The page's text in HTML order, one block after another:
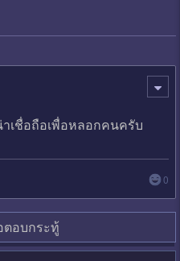
เชื่อถือเพื่อหลอกคนครับ
0
ตอบกระทู้